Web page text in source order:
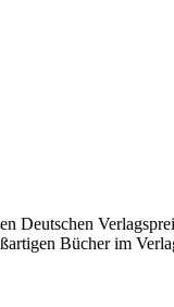
Deutschen
Bücher im